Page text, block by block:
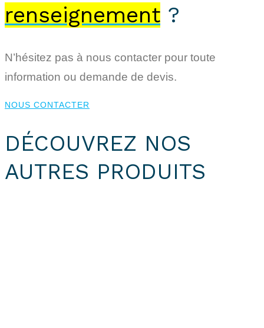
renseignement ?
N’hésitez pas à nous contacter pour toute
information ou demande de devis.
NOUS CONTACTER
DÉCOUVREZ NOS
AUTRES PRODUITS